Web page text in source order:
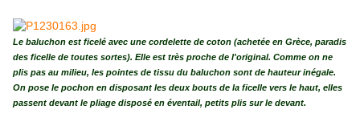
Le baluchon est ficelé avec une cordelette de coton (achetée en Grèce, paradis
des ficelle de toutes sortes). Elle est très proche de l'original. Comme on ne
plis pas au milieu, les pointes de tissu du baluchon sont de hauteur inégale.
On pose le pochon en disposant les deux bouts de la ficelle vers le haut, elles
passent devant le pliage disposé en éventail, petits plis sur le devant.